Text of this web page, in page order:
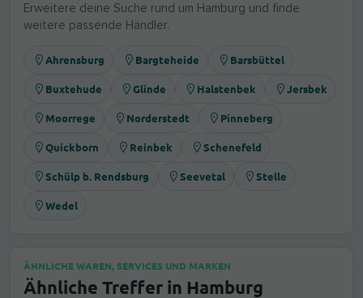
Erweitere deine Suche rund um Hamburg und finde
weitere passende Händler.
Ahrensburg Bargteheide Barsbüttel
Buxtehude Glinde Halstenbek Jersbek
Moorrege Norderstedt Pinneberg
Quickborn Reinbek Schenefeld
Schülp b. Rendsburg Seevetal Stelle
Wedel
ÄHNLICHE WAREN, SERVICES UND MARKEN
Ähnliche Treffer in Hamburg